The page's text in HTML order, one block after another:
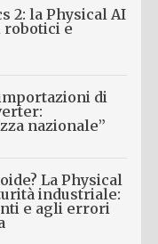
2: la Physical AI
robotici e
di
nazionale”
La Physical
industriale:
e agli errori